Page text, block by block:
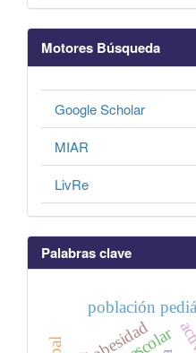
Motores Búsqueda
Google Scholar
MIAR
LivRe
Palabras clave
población
obesidad